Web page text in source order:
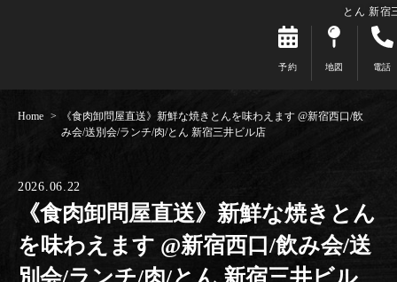
とん 新宿
予約 地図 電話
Home
《食肉卸問屋直送》新鮮な焼きとんを味わえます @新宿西口/飲
み会/送別会/ランチ/肉/とん 新宿三井ビル店
2026.06.22
《食肉卸問屋直送》新鮮な焼きとん
を味わえます @新宿西口/飲み会/送
別会/ランチ/肉/とん 新宿三井ビル